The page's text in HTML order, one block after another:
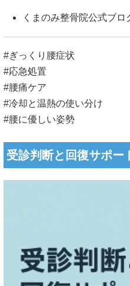
くまのみ整骨院公式ブロ
#ぎっくり腰症状
#応急処置
#腰痛ケア
#冷却と温熱の使い分け
#腰に優しい姿勢
受診判断と回復サポー